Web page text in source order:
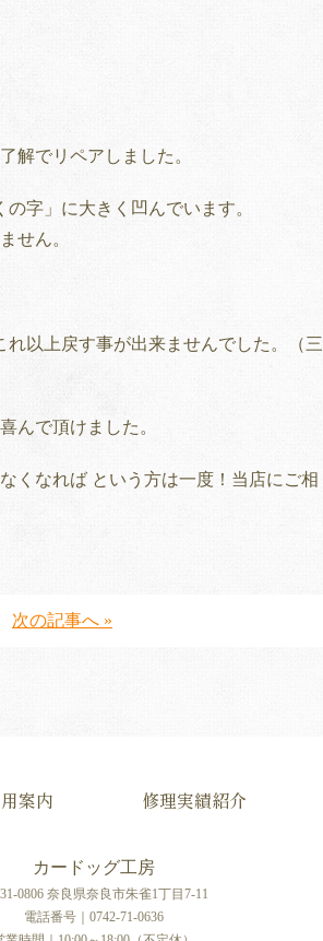
解でリペアしました。
字」に大きく凹んでいます。
せん。
以上戻す事が出来ませんでした。（三
んで頂けました。
くなれば という方は一度！当店にご相
次の記事へ »
案内 修理実績紹介
カードッグ工房
0806 奈良県奈良市朱雀1丁目7-11
電話番号｜0742-71-0636